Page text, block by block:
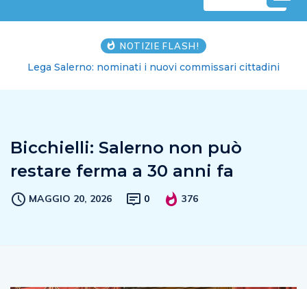
NOTIZIE FLASH!
Lega Salerno: nominati i nuovi commissari cittadini
Bicchielli: Salerno non può
restare ferma a 30 anni fa
MAGGIO 20, 2026 0 376